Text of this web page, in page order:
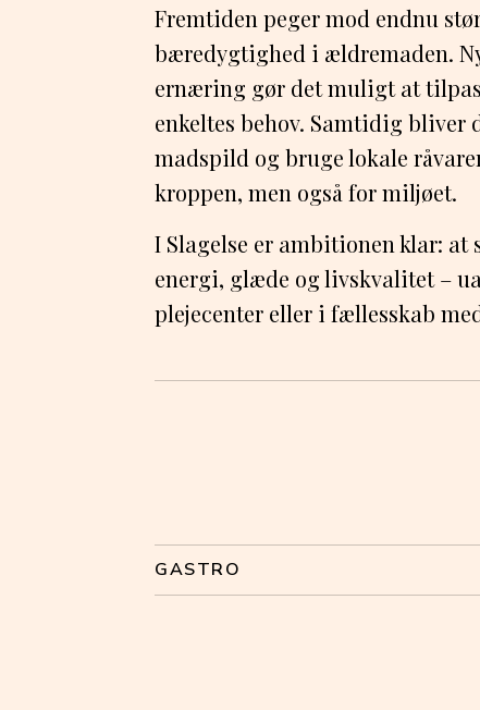
Fremtiden peger mod endnu
bæredygtighed i ældremaden.
ernæring gør det muligt at
enkeltes behov. Samtidig bliver
madspild og bruge lokale
kroppen, men også for miljøet.
I Slagelse er ambitionen klar:
energi, glæde og livskvalitet –
plejecenter eller i fællesskab
GASTRO